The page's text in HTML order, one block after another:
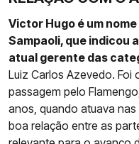
Victor Hugo é um
Sampaoli, que indicou
atual gerente das
Luiz Carlos Azevedo. Foi
passagem pelo
anos, quando atuava
boa relação entre as